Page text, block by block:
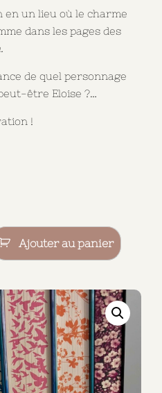
en un lieu où le charme
dans les pages des
de quel personnage
être Eloise ?…
!
Ajouter au panier